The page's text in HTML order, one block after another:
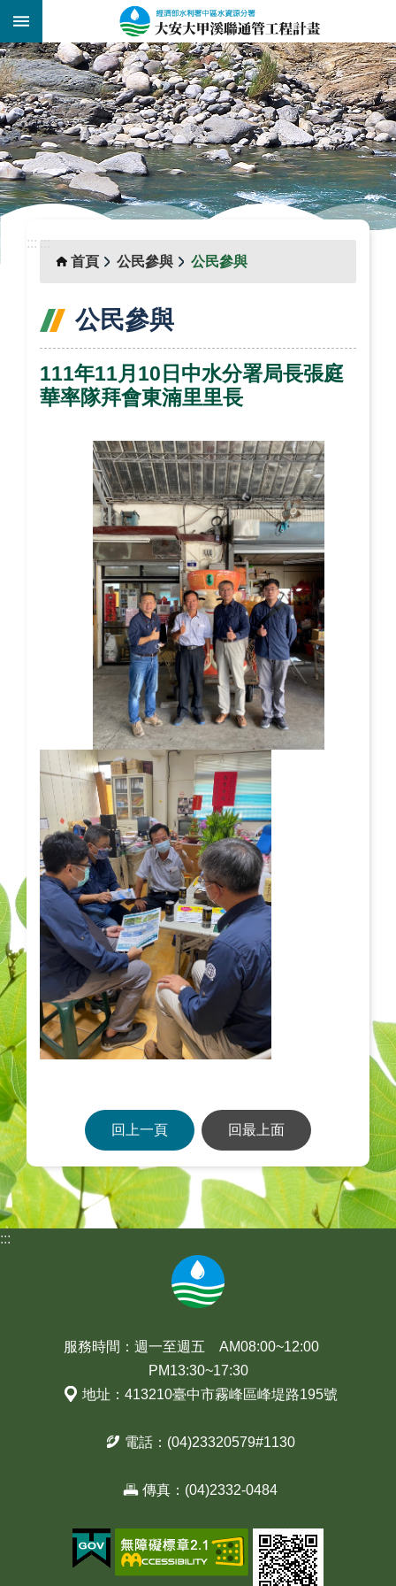
跳到主要內容區塊
::: _
::: :::
首頁
公民參與 公民參與
公民參與
111年11月10日中水分署局長張庭
華率隊拜會東湳里里長
回上一頁 回最上面
:::
服務時間：週一至週五 AM08:00~12:00
PM13:30~17:30
地址：413210臺中市霧峰區峰堤路195號
電話：(04)23320579#1130
傳真：(04)2332-0484